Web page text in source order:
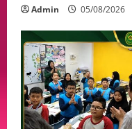
Admin 05/08/2026